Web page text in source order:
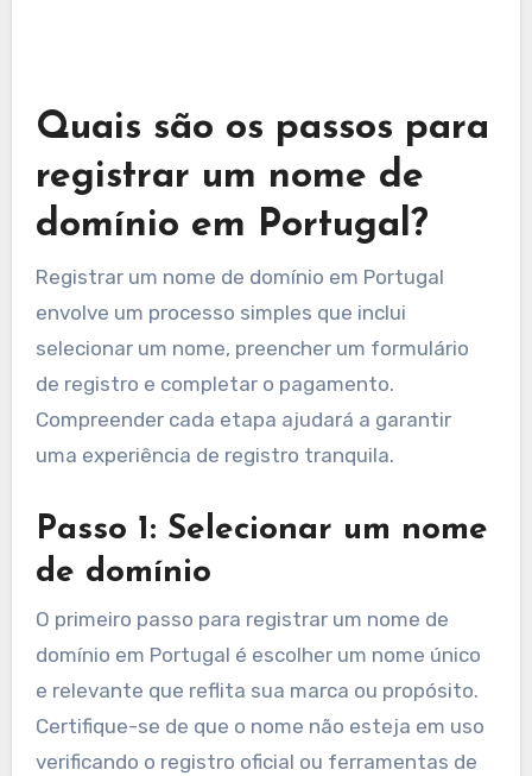
independente. Isso pode economizar tempo e
melhorar sua experiência geral com o
registrador.
Quais são os passos para
registrar um nome de
domínio em Portugal?
Registrar um nome de domínio em Portugal
envolve um processo simples que inclui
selecionar um nome, preencher um formulário